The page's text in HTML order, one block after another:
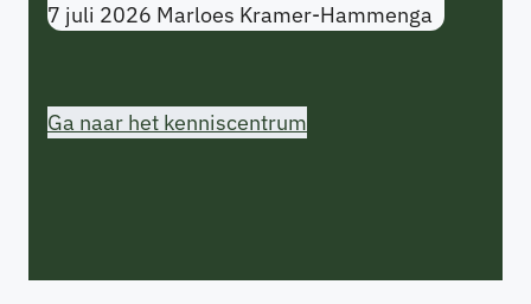
7 juli 2026 Marloes Kramer-Hammenga
Ga naar het kenniscentrum